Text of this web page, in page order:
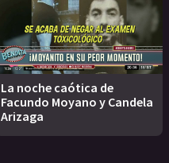
La noche caótica de
Facundo Moyano y Candela
Arizaga